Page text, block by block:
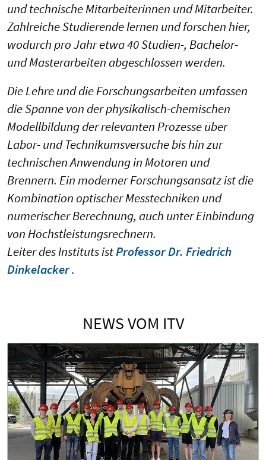
und technische Mitarbeiterinnen und Mitarbeiter.
Zahlreiche Studierende lernen und forschen hier,
wodurch pro Jahr etwa 40 Studien-, Bachelor-
und Masterarbeiten abgeschlossen werden.
Die Lehre und die Forschungsarbeiten umfassen
die Spanne von der physikalisch-chemischen
Modellbildung der relevanten Prozesse über
Labor- und Technikumsversuche bis hin zur
technischen Anwendung in Motoren und
Brennern. Ein moderner Forschungsansatz ist die
Kombination optischer Messtechniken und
numerischer Berechnung, auch unter Einbindung
von Höchstleistungsrechnern.
Leiter des Instituts istProfessor Dr. Friedrich
Dinkelacker.
NEWS VOM ITV